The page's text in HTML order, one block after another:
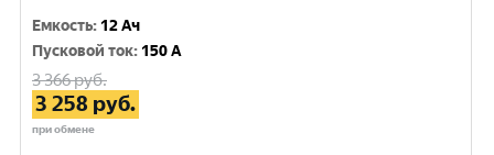
Емкость: 12 Ач
Пусковой ток: 150 A
3 366руб.
3 258 руб.
при обмене